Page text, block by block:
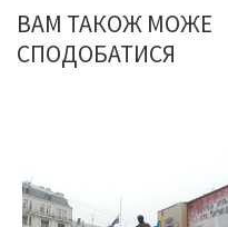
ВАМ ТАКОЖ МОЖЕ
СПОДОБАТИСЯ